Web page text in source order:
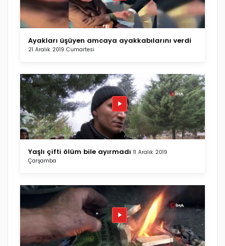
Ayakları üşüyen amcaya ayakkabılarını verdi
21 Aralık 2019 Cumartesi
Yaşlı çifti ölüm bile ayırmadı 11 Aralık 2019
Çarşamba